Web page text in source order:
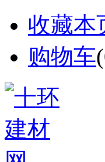
收藏本
购物车(